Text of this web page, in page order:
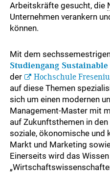
Arbeitskräfte gesucht, die
Unternehmen verankern
können.
Mit dem
Studiengang
der Hochschule
auf diese Themen
sich um einen modernen
Management-Master mit
auf Zukunftsthemen in
soziale, ökonomische und
Markt und Marketing
Einerseits wird das